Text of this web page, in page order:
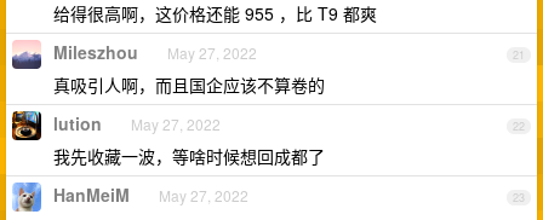
给得很高啊，这价格还能 955 ，比 T9 都爽
21
Mileszhou May 27, 2022
真吸引人啊，而且国企应该不算卷的
22
lution May 27, 2022
我先收藏一波，等啥时候想回成都了
23
HanMeiM May 27, 2022